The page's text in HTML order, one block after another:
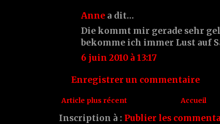
Anne a dit…
Die kommt mir gerade sehr
bekomme ich immer Lust auf
6 juin 2010 à 13:17
Enregistrer un commentaire
Article plus récent Accueil
Inscription à : Publier les